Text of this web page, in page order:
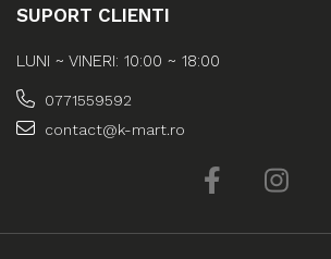
SUPORT CLIENTI
LUNI ~ VINERI: 10:00 ~ 18:00
0771559592
contact@k-mart.ro